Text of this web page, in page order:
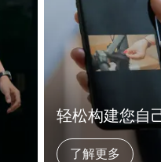
轻松构建您自
了解更多